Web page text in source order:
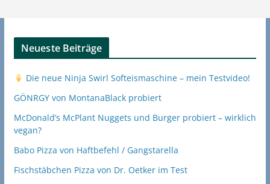
Neueste Beiträge
Die neue Ninja Swirl Softeismaschine – mein Testvideo!
GÖNRGY von MontanaBlack probiert
McDonald’s McPlant Nuggets und Burger probiert – wirklich
vegan?
Babo Pizza von Haftbefehl / Gangstarella
Fischstäbchen Pizza von Dr. Oetker im Test